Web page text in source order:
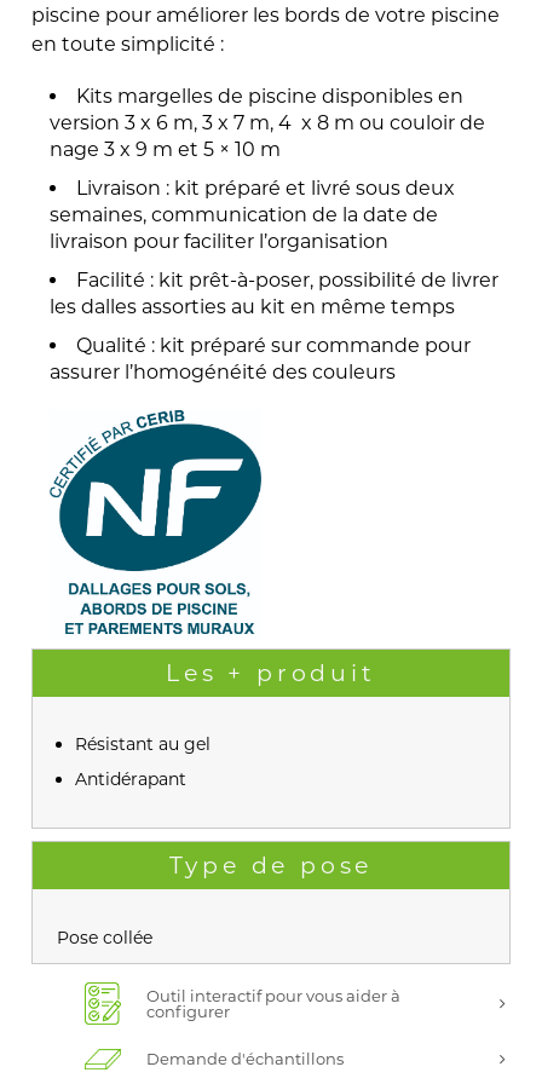
piscine pour améliorer les bords de votre piscine
en toute simplicité :
Kits margelles de piscine disponibles en
version 3 x 6 m, 3 x 7 m, 4 x 8 m ou couloir de
nage 3 x 9 m et 5 × 10 m
Livraison : kit préparé et livré sous deux
semaines, communication de la date de
livraison pour faciliter l’organisation
Facilité : kit prêt-à-poser, possibilité de livrer
les dalles assorties au kit en même temps
Qualité : kit préparé sur commande pour
assurer l’homogénéité des couleurs
Les + produit
Résistant au gel
Antidérapant
Type de pose
Pose collée
Outil interactif pour vous aider à
configurer
Demande d'échantillons